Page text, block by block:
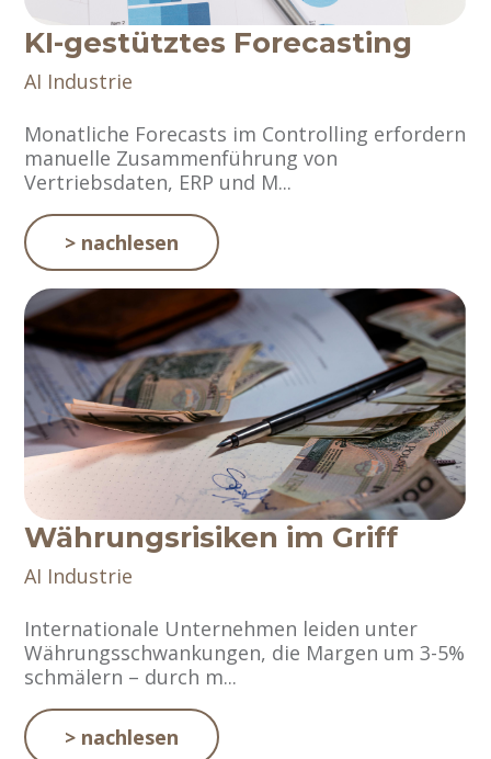
KI-gestütztes Forecasting
AI Industrie
Monatliche Forecasts im Controlling erfordern
manuelle Zusammenführung von
Vertriebsdaten, ERP und M...
> nachlesen
Währungsrisiken im Griff
AI Industrie
Internationale Unternehmen leiden unter
Währungsschwankungen, die Margen um 3-5%
schmälern – durch m...
> nachlesen